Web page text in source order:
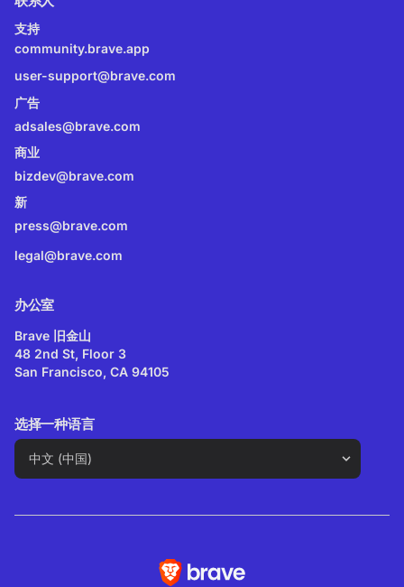
支持
community.brave.app
user-support@brave.com
广告
adsales@brave.com
商业
bizdev@brave.com
新
press@brave.com
legal@brave.com
办公室
Brave 旧金山
48 2nd St, Floor 3
San Francisco, CA 94105
选择一种语言